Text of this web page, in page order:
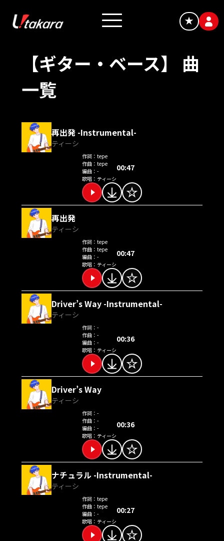
★
【ギター・ベース】 曲
一覧
再出発 -Instrumental-
ティーシ
作詞： tepe
作曲： tepe
編曲： -
歌唱： ティーシ
00:47
再出発
ティーシ
作詞： tepe
作曲： tepe
編曲： -
歌唱： ティーシ
00:47
Driver’s Way -Instrumental-
ティーシ
作詞： -
作曲： -
編曲： -
歌唱： ティーシ
00:36
Driver’s Way
ティーシ
作詞： -
作曲： -
編曲： -
歌唱： ティーシ
00:36
ナチュラル -Instrumental-
ティーシ
作詞： tepe
作曲： tepe
編曲： -
歌唱： ティーシ
00:27